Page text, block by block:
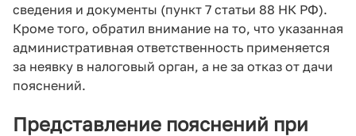
сведения и документы (пункт 7 статьи 88 НК РФ).
Кроме того, обратил внимание на то, что указанная
административная ответственность применяется
за неявку в налоговый орган, а не за отказ от дачи
пояснений.
Представление пояснений при